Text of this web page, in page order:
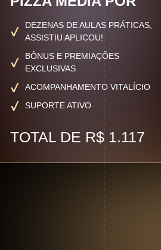
DEZENAS DE AULAS PRÁTICAS,
ASSISTIU APLICOU!
BÔNUS E PREMIAÇÕES
EXCLUSIVAS
ACOMPANHAMENTO VITALÍCIO
SUPORTE ATIVO
TOTAL DE R$ 1.117